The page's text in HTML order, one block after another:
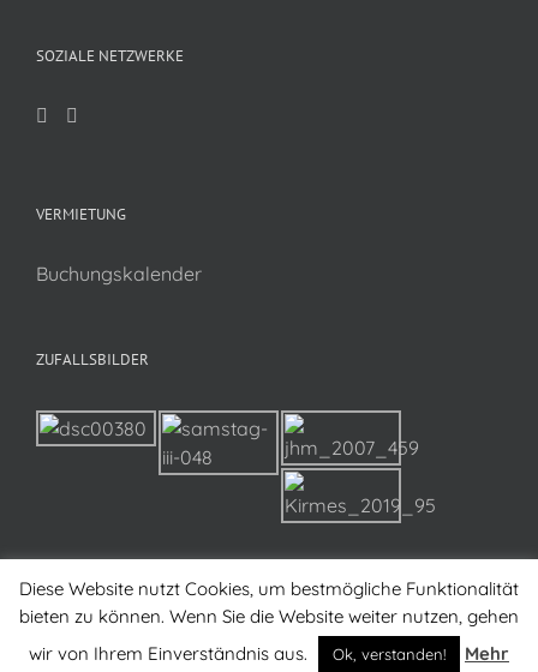
SOZIALE NETZWERKE
VERMIETUNG
Buchungskalender
ZUFALLSBILDER
Copyright 2017 KG-Hettenhausen e.V. | All Rights Reserved
Diese Website nutzt Cookies, um bestmögliche Funktionalität
bieten zu können. Wenn Sie die Website weiter nutzen, gehen
wir von Ihrem Einverständnis aus.
Ok, verstanden! Mehr